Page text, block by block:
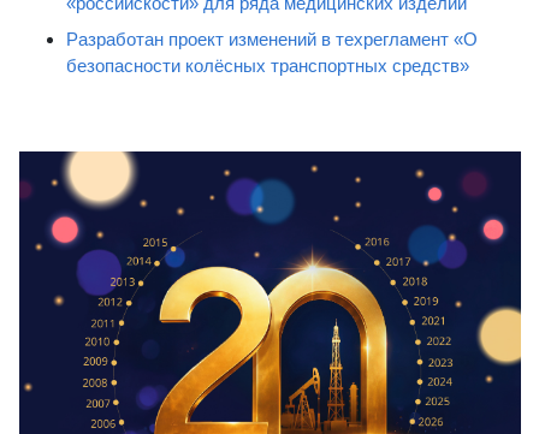
Разработан проект изменений в техрегламент «О
безопасности колёсных транспортных средств»